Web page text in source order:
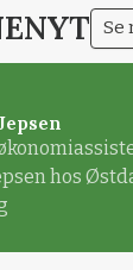
Se
hos